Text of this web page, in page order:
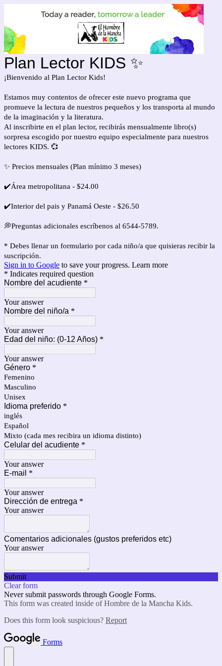
Plan Lector KIDS ✨
¡Bienvenido al Plan Lector Kids!
Estamos muy contentos de ofrecer este nuevo programa que
promueve la lectura de nuestros pequeños y los transporta al mundo
de la imaginación y la literatura.
Al inscribirte en el plan lector, recibirás mensualmente libro(s)
sorpresa escogido por nuestro equipo especialmente para nuestros
lectores KIDS. 💞
✨ Precios mensuales (Plan mínimo 3 meses)
✔️Área metropolitana - $24.00
✔️Interior del pais y Panamá Oeste - $26.50
💭Preguntas adicionales escríbenos al 6544-5789.
* Debes llenar un formulario por cada niño/a que quisieras recibir la
suscripción.
Sign in to Google to save your progress. Learn more
* Indicates required question
Nombre del acudiente *
Your answer
Nombre del niño/a *
Your answer
Edad del niño: (0-12 Años) *
Your answer
Género *
Femenino
Masculino
Unisex
Idioma preferido *
inglés
Español
Mixto (cada mes recibira un idioma distinto)
Celular del acudiente *
Your answer
E-mail *
Your answer
Dirección de entrega *
Your answer
Comentarios adicionales (gustos preferidos etc)
Your answer
Submit
Clear form
Never submit passwords through Google Forms.
This form was created inside of Hombre de la Mancha Kids.
Does this form look suspicious? Report
Forms